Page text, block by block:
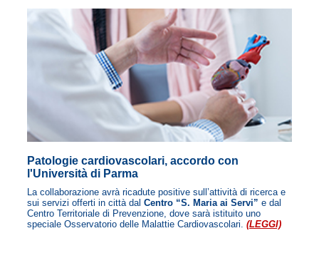
Patologie cardiovascolari, accordo con
l'Università di Parma
La collaborazione avrà ricadute positive sull’attività di ricerca e
sui servizi offerti in città dal Centro “S. Maria ai Servi” e dal
Centro Territoriale di Prevenzione, dove sarà istituito uno
speciale Osservatorio delle Malattie Cardiovascolari. (LEGGI)